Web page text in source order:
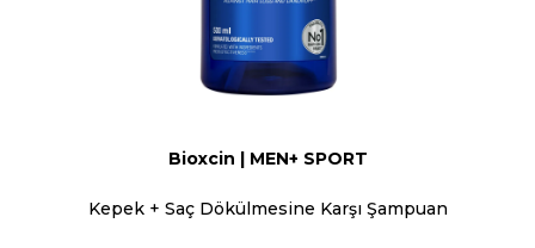
Bioxcin | MEN+ SPORT
Kepek + Saç Dökülmesine Karşı Şampuan